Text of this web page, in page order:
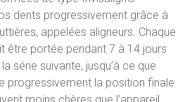
dents progressivement grâce à
appelées aligneurs. Chaque
être portée pendant 7 à 14 jours
série suivante, jusqu’à ce que
progressivement la position finale